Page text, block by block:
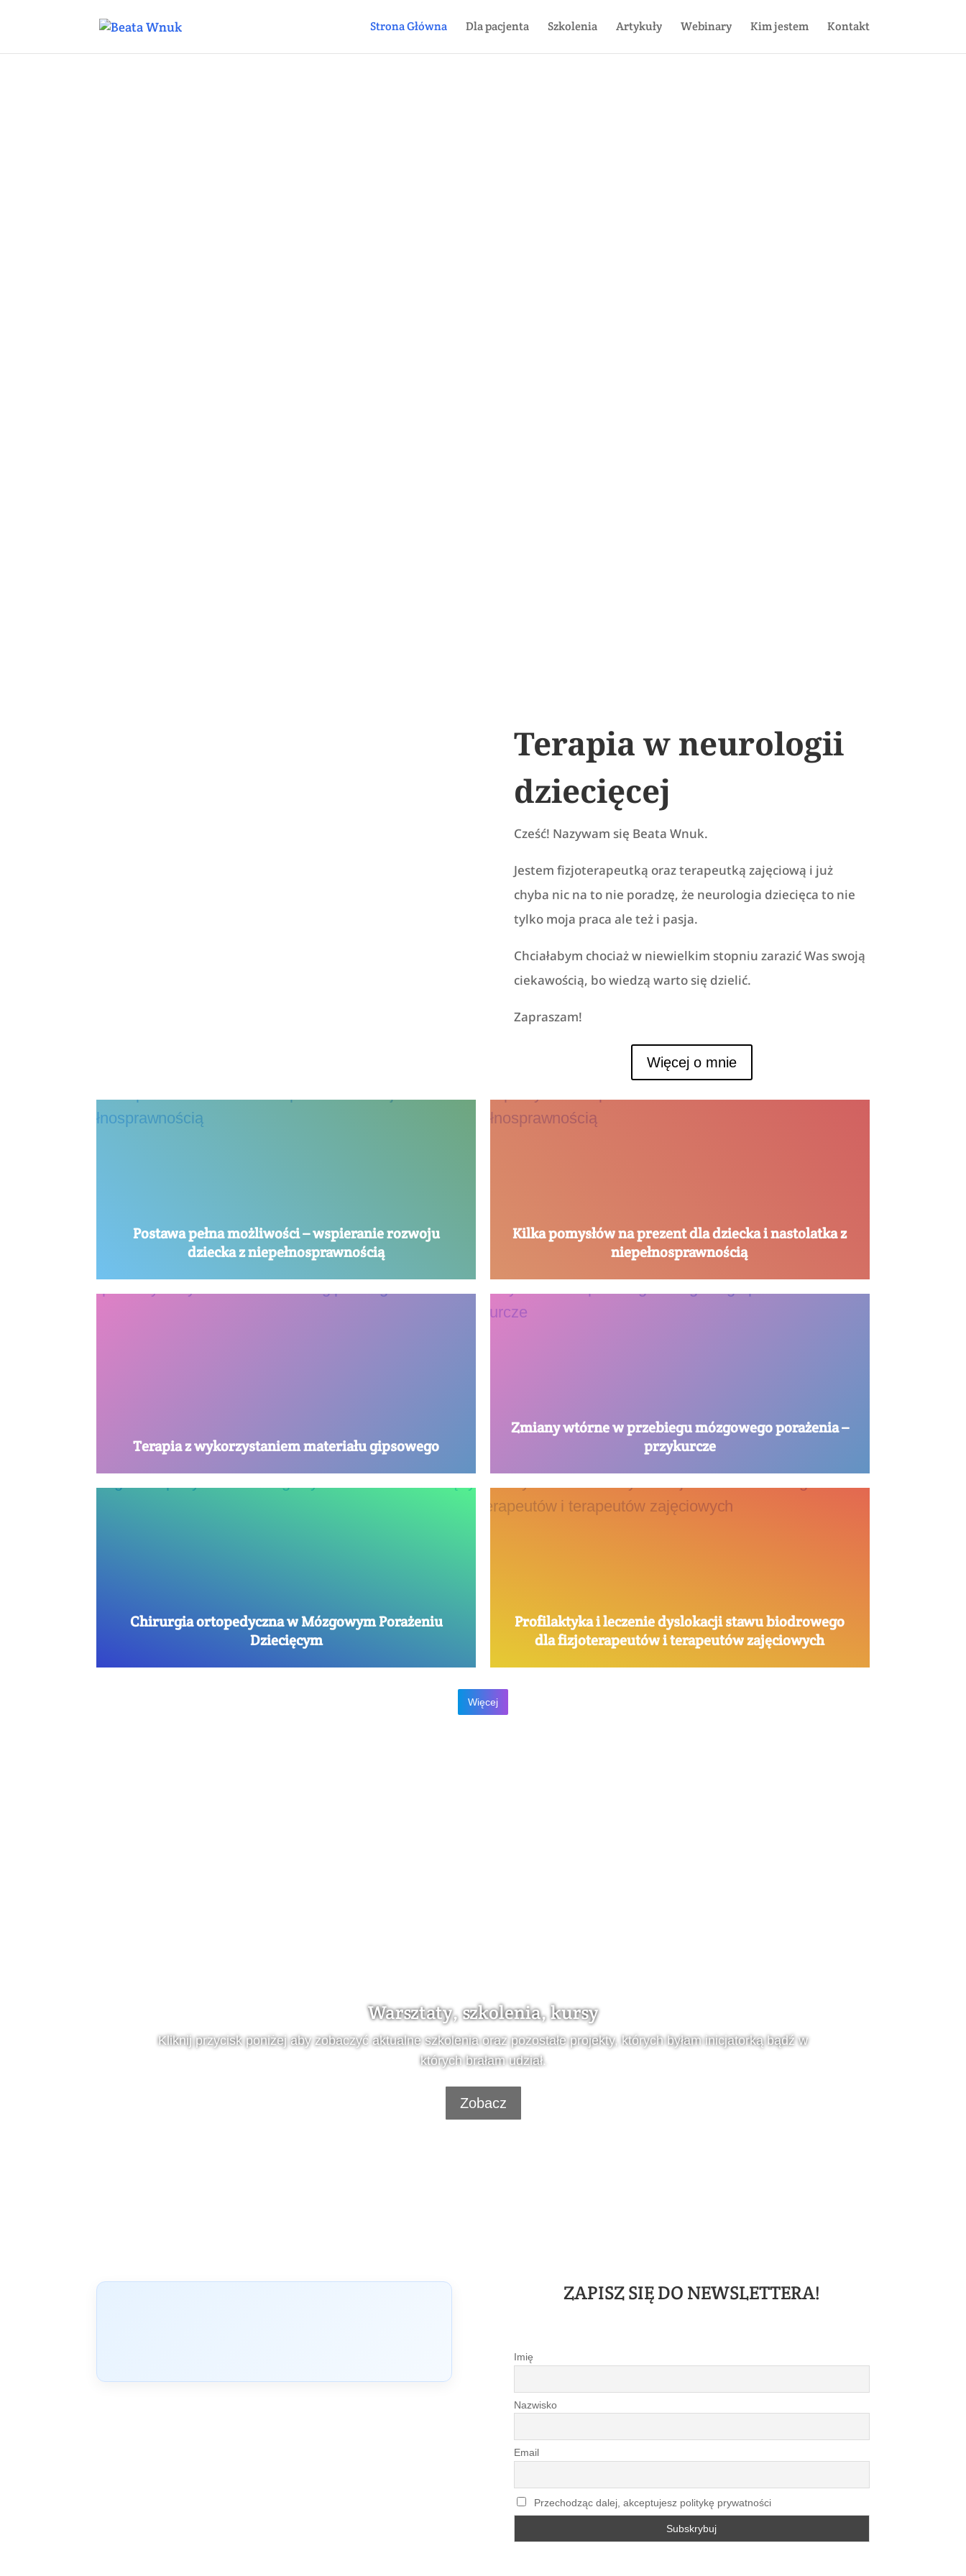
Strona Główna Dla pacjenta Szkolenia Artykuły Webinary Kim jestem Kontakt
Terapia w neurologii
dziecięcej
Cześć! Nazywam się Beata Wnuk.
Jestem fizjoterapeutką oraz terapeutką zajęciową i już
chyba nic na to nie poradzę, że neurologia dziecięca to nie
tylko moja praca ale też i pasja.
Chciałabym chociaż w niewielkim stopniu zarazić Was swoją
ciekawością, bo wiedzą warto się dzielić.
Zapraszam!
Więcej o mnie
Postawa pełna możliwości – wspieranie rozwoju
dziecka z niepełnosprawnością
Kilka pomysłów na prezent dla dziecka i nastolatka z
niepełnosprawnością
Terapia z wykorzystaniem materiału gipsowego
Zmiany wtórne w przebiegu mózgowego porażenia –
przykurcze
Chirurgia ortopedyczna w Mózgowym Porażeniu
Dziecięcym
Profilaktyka i leczenie dyslokacji stawu biodrowego
dla fizjoterapeutów i terapeutów zajęciowych
Więcej
Warsztaty, szkolenia, kursy
Kliknij przycisk poniżej aby zobaczyć aktualne szkolenia oraz pozostałe projekty, których byłam inicjatorką bądź w
których brałam udział.
Zobacz
ZAPISZ SIĘ DO NEWSLETTERA!
Imię
Nazwisko
Email
Przechodząc dalej, akceptujesz politykę prywatności